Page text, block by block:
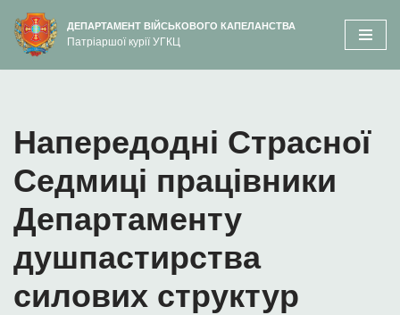
вмісту
Перейти
до
ДЕПАРТАМЕНТ ВІЙСЬКОВОГО КАПЕЛАНСТВА
Патріаршої курії УГКЦ
Напередодні Страсної
Седмиці працівники
Департаменту
душпастирства
силових структур